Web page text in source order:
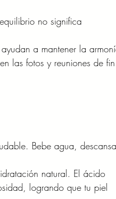
no significa
a mantener la
las fotos y reuniones de fin
Bebe agua, descansa
natural. El ácido
logrando que tu piel